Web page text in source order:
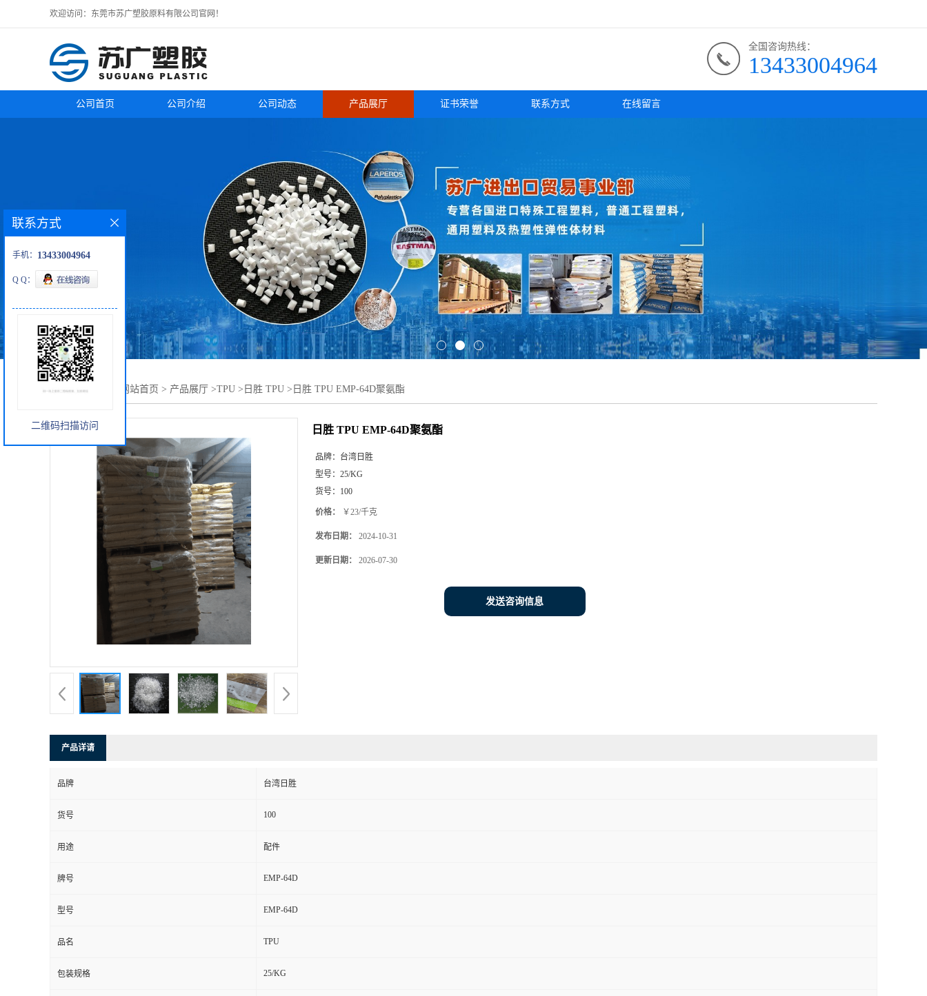
欢迎访问：东莞市苏广塑胶原料有限公司官网！
全国咨询热线：
13433004964
公司首页 公司介绍 公司动态 产品展厅 证书荣誉 联系方式 在线留言
您当前的位置： 网站首页 > 产品展厅 >TPU > 日胜 TPU > 日胜 TPU EMP-64D聚氨酯
日胜 TPU EMP-64D聚氨酯
品牌： 台湾日胜
型号： 25/KG
货号： 100
价格： ￥23/千克
发布日期： 2024-10-31
更新日期： 2026-07-30
发送咨询信息
产品详请
品牌 台湾日胜
货号 100
用途 配件
牌号 EMP-64D
型号 EMP-64D
品名 TPU
包装规格 25/KG
联系方式
手机： 13433004964
Q Q：
二维码扫描访问